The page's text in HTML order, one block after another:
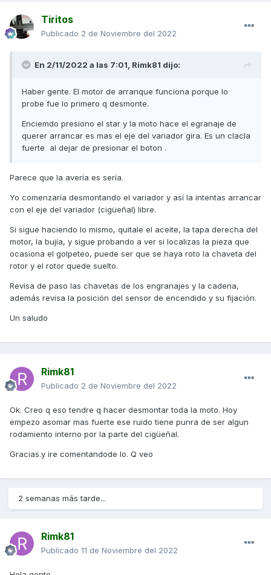
Tiritos
Publicado 2 de Noviembre del 2022
En 2/11/2022 a las 7:01, Rimk81 dijo:
Haber gente. El motor de arranque funciona porque lo
probe fue lo primero q desmonte.
Enciemdo presiono el star y la moto hace el egranaje de
querer arrancar es mas el eje del variador gira. Es un clacla
fuerte al dejar de presionar el boton .
Parece que la avería es sería.
Yo comenzaría desmontando el variador y así la intentas arrancar
con el eje del variador (cigüeñal) libre.
Si sigue haciendo lo mismo, quitale el aceite, la tapa derecha del
motor, la bujía, y sigue probando a ver si localizas la pieza que
ocasiona el golpeteo, puede ser que se haya roto la chaveta del
rotor y el rotor quede suelto.
Revisa de paso las chavetas de los engranajes y la cadena,
además revisa la posición del sensor de encendido y su fijación.
Un saludo
Rimk81
Publicado 2 de Noviembre del 2022
Ok. Creo q eso tendre q hacer desmontar toda la moto. Hoy
empezo asomar mas fuerte ese ruido tiene punra de ser algun
rodamiento interno por la parte del cigüeñal.
Gracias.y ire comentandode lo. Q veo
2 semanas más tarde...
Rimk81
Publicado 11 de Noviembre del 2022